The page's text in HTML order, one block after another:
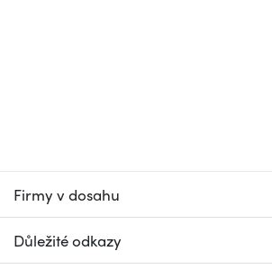
Firmy v dosahu
Důležité odkazy